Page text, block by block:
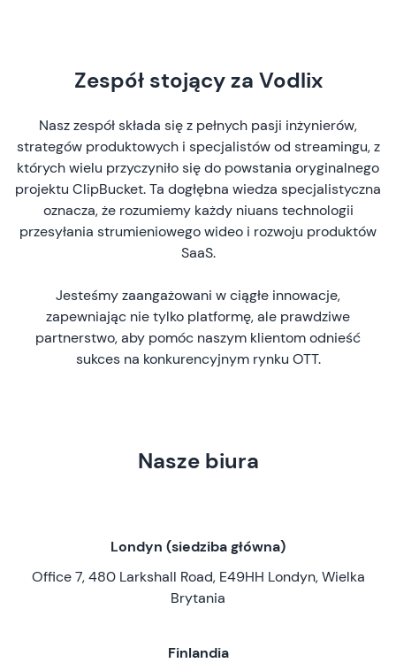
Zespół stojący za Vodlix
Nasz zespół składa się z pełnych pasji inżynierów,
strategów produktowych i specjalistów od streamingu, z
których wielu przyczyniło się do powstania oryginalnego
projektu ClipBucket. Ta dogłębna wiedza specjalistyczna
oznacza, że rozumiemy każdy niuans technologii
przesyłania strumieniowego wideo i rozwoju produktów
SaaS.
Jesteśmy zaangażowani w ciągłe innowacje,
zapewniając nie tylko platformę, ale prawdziwe
partnerstwo, aby pomóc naszym klientom odnieść
sukces na konkurencyjnym rynku OTT.
Nasze biura
Londyn (siedziba główna)
Office 7, 480 Larkshall Road, E49HH Londyn, Wielka
Brytania
Finlandia